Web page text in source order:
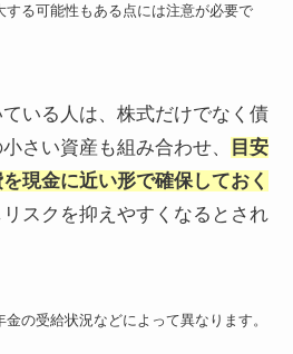
る可能性もある点には注意が必要で
いる人は、株式だけでなく債
さい資産も組み合わせ、
目安
現金に近い形で確保しておく
スクを抑えやすくなるとされ
の受給状況などによって異なります。